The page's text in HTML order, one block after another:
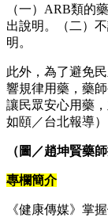
（一）ARB類的
出說明。（二）
明。
此外，為了避免
響規律用藥，藥
讓民眾安心用藥
如頤／台北報導）
（圖／趙坤賢藥
專欄簡介
《健康傳媒》掌